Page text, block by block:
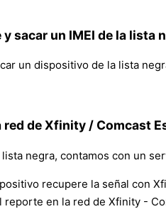
sacar un IMEI de la lista
un dispositivo de la lista
red de Xfinity / Comcast
negra, contamos con un
recupere la señal con
en la red de Xfinity -